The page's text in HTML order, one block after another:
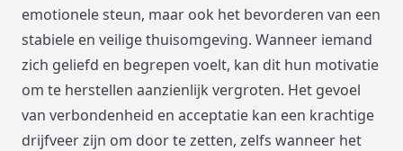
emotionele steun, maar ook het bevorderen van een
stabiele en veilige thuisomgeving. Wanneer iemand
zich geliefd en begrepen voelt, kan dit hun motivatie
om te herstellen aanzienlijk vergroten. Het gevoel
van verbondenheid en acceptatie kan een krachtige
drijfveer zijn om door te zetten, zelfs wanneer het